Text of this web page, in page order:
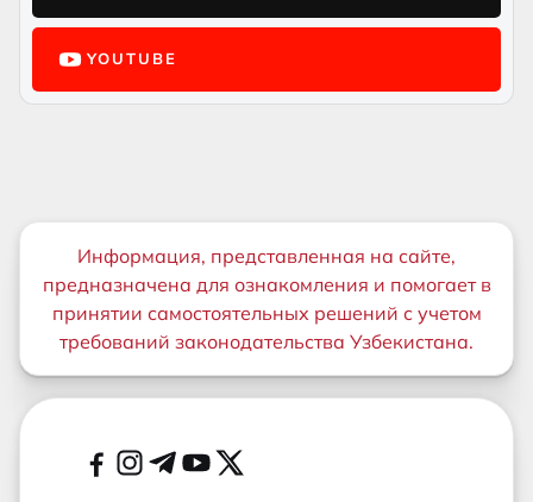
YOUTUBE
Важная информация
Информация, представленная на сайте,
предназначена для ознакомления и помогает в
принятии самостоятельных решений с учетом
требований законодательства Узбекистана.
Дополнительные ссылки
Социальные сети